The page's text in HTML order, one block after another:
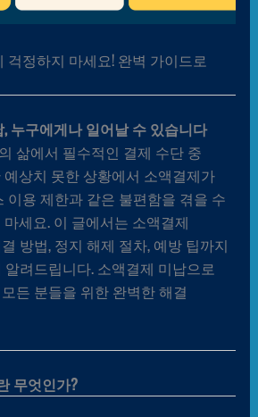
걱정하지 마세요! 완벽 가이드로
누구에게나 일어날 수 있습니다
삶에서 필수적인 결제 수단 중
상치 못한 상황에서 소액결제가
이용 제한과 같은 불편함을 겪을 수
세요. 이 글에서는 소액결제
방법, 정지 해제 절차, 예방 팁까지
려드립니다. 소액결제 미납으로
든 분들을 위한 완벽한 해결
무엇인가?